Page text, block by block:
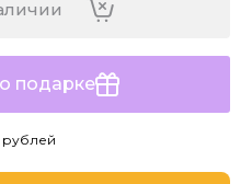
подарке
рублей